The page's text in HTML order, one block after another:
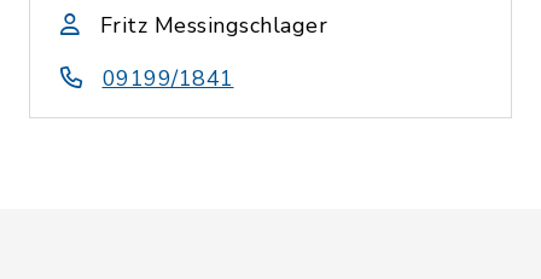
Fritz Messingschlager
09199/1841